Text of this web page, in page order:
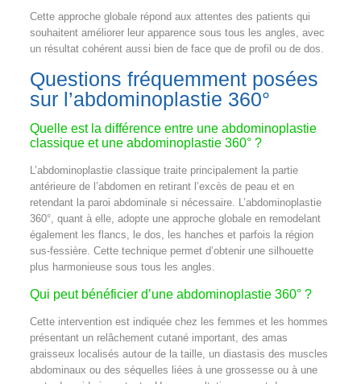
Cette approche globale répond aux attentes des patients qui
souhaitent améliorer leur apparence sous tous les angles, avec
un résultat cohérent aussi bien de face que de profil ou de dos.
Questions fréquemment posées
sur l’abdominoplastie 360°
Quelle est la différence entre une abdominoplastie
classique et une abdominoplastie 360° ?
L’abdominoplastie classique traite principalement la partie
antérieure de l’abdomen en retirant l’excès de peau et en
retendant la paroi abdominale si nécessaire. L’abdominoplastie
360°, quant à elle, adopte une approche globale en remodelant
également les flancs, le dos, les hanches et parfois la région
sus-fessière. Cette technique permet d’obtenir une silhouette
plus harmonieuse sous tous les angles.
Qui peut bénéficier d’une abdominoplastie 360° ?
Cette intervention est indiquée chez les femmes et les hommes
présentant un relâchement cutané important, des amas
graisseux localisés autour de la taille, un diastasis des muscles
abdominaux ou des séquelles liées à une grossesse ou à une